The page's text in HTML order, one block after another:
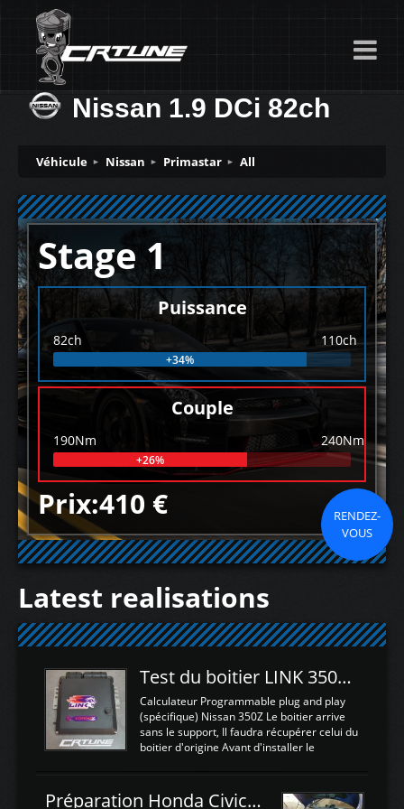
Nissan 1.9 DCi 82ch
Véhicule Nissan Primastar All
Stage 1
Puissance
82ch 110ch
+34%
Couple
190Nm 240Nm
+26%
Prix:410 €
RENDEZ-
VOUS
Latest realisations
Test du boitier LINK 350Z Plugin ECU
Calculateur Programmable plug and play
(spécifique) Nissan 350Z Le boitier arrive
sans le support, Il faudra récupérer celui du
boitier d'origine Avant d'installer le
d'envoyer l'information de la large bande
Préparation Honda Civic Type R FK2